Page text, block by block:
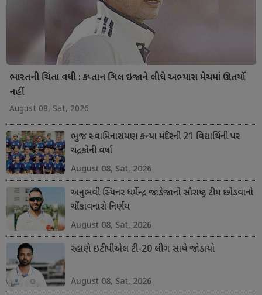
ભારતની ચિંતા વધી : કપ્તાન ગિલ ઇજાને લીધે અભ્યાસ મેચમાં ઊતર્યો
નહીં
August 08, Sat, 2026
ભુજ સ્વામિનારાયણ કન્યા મંદિરની 21 વિદ્યાર્થિની પર
ચંદ્રકોની વર્ષા
August 08, Sat, 2026
અનુભવી સ્પિનર ધર્મેન્દ્ર જાડેજાનો સૌરાષ્ટ્ર ટીમ છોડવાનો
ચોંકાવનારો નિર્ણય
August 08, Sat, 2026
રહાણે ઇટીપીએલ ટી-20 લીગ સાથે જોડાયો
August 08, Sat, 2026